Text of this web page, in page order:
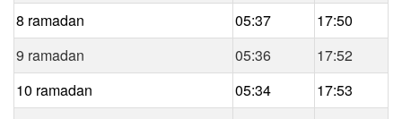
8 ramadan
05:37
17:50
9 ramadan
05:36
17:52
10 ramadan
05:34
17:53